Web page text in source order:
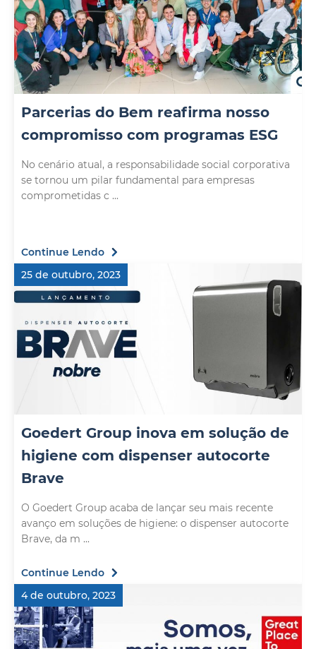
Parcerias do Bem reafirma nosso
compromisso com programas ESG
No cenário atual, a responsabilidade social corporativa
se tornou um pilar fundamental para empresas
comprometidas c ...
Continue Lendo
25 de outubro, 2023
Goedert Group inova em solução de
higiene com dispenser autocorte
Brave
O Goedert Group acaba de lançar seu mais recente
avanço em soluções de higiene: o dispenser autocorte
Brave, da m ...
Continue Lendo
4 de outubro, 2023